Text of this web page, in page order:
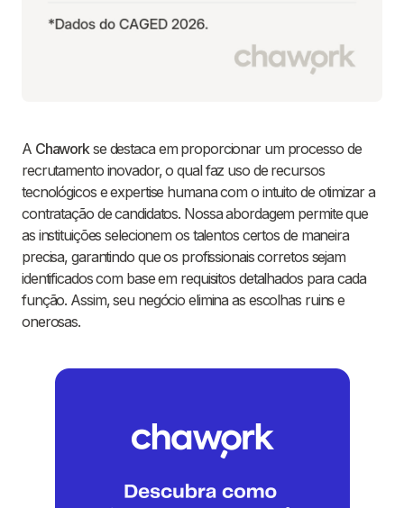
A Chaworkse destaca em proporcionar um processo de
recrutamento inovador, o qual faz uso de recursos
tecnológicos e expertise humana com o intuito de otimizar a
contratação de candidatos. Nossa abordagem permite que
as instituições selecionem os talentos certos de maneira
precisa, garantindo que os profissionais corretos sejam
identificados com base em requisitos detalhados para cada
função. Assim, seu negócio elimina as escolhas ruins e
onerosas.